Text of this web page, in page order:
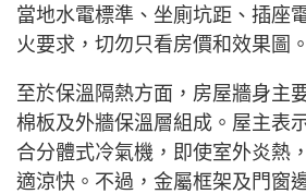
當地水電標準、坐廁坑距、插座
火要求，切勿只看房價和效果圖。
至於保溫隔熱方面，房屋牆身主
棉板及外牆保溫層組成。屋主表
合分體式冷氣機，即使室外炎熱
適涼快。不過，金屬框架及門窗